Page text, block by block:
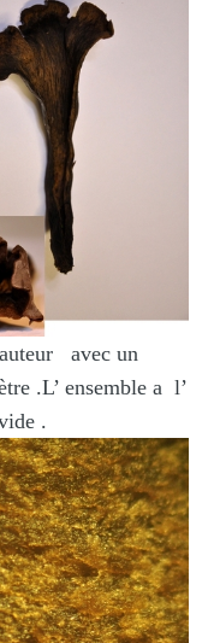
avec un
.L’ ensemble a l’
.